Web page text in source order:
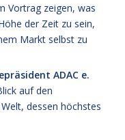
Vortrag zeigen, was
der Zeit zu sein,
Markt selbst zu
ADAC e.
auf den
dessen höchstes